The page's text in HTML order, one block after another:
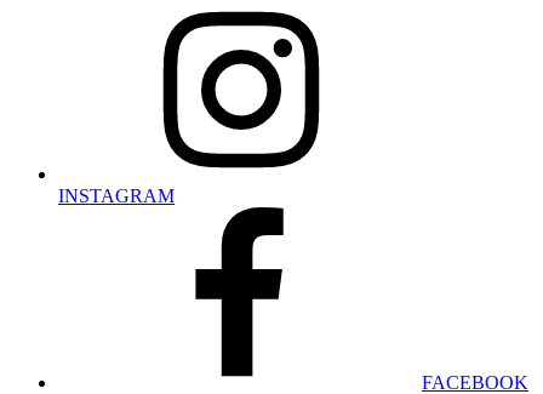
INSTAGRAM
FACEBOOK